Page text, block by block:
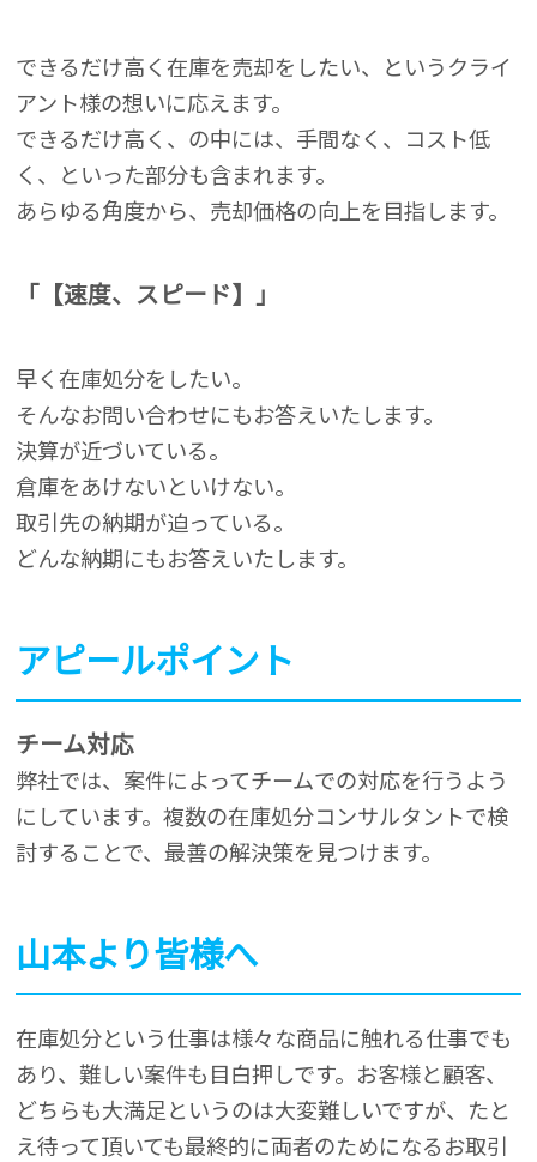
できるだけ高く在庫を売却をしたい、というクライ
アント様の想いに応えます。
できるだけ高く、の中には、手間なく、コスト低
く、といった部分も含まれます。
あらゆる角度から、売却価格の向上を目指します。
「【速度、スピード】」
早く在庫処分をしたい。
そんなお問い合わせにもお答えいたします。
決算が近づいている。
倉庫をあけないといけない。
取引先の納期が迫っている。
どんな納期にもお答えいたします。
アピールポイント
チーム対応
弊社では、案件によってチームでの対応を行うよう
にしています。複数の在庫処分コンサルタントで検
討することで、最善の解決策を見つけます。
山本より皆様へ
在庫処分という仕事は様々な商品に触れる仕事でも
あり、難しい案件も目白押しです。お客様と顧客、
どちらも大満足というのは大変難しいですが、たと
え待って頂いても最終的に両者のためになるお取引